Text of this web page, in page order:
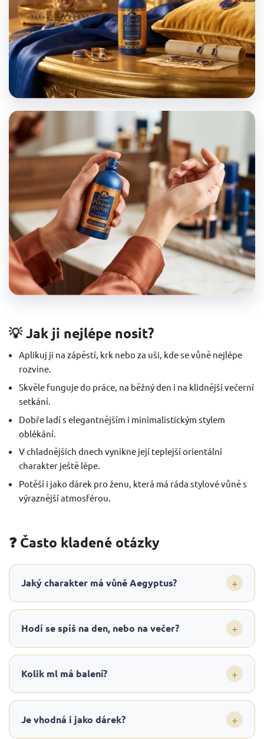
💡 Jak ji nejlépe nosit?
Aplikuj ji na zápěstí, krk nebo za uši, kde se vůně nejlépe
rozvine.
Skvěle funguje do práce, na běžný den i na klidnější večerní
setkání.
Dobře ladí s elegantnějším i minimalistickým stylem
oblékání.
V chladnějších dnech vynikne její teplejší orientální
charakter ještě lépe.
Potěší i jako dárek pro ženu, která má ráda stylové vůně s
výraznější atmosférou.
❓ Často kladené otázky
Jaký charakter má vůně Aegyptus? +
Hodí se spíš na den, nebo na večer? +
Kolik ml má balení? +
Je vhodná i jako dárek? +